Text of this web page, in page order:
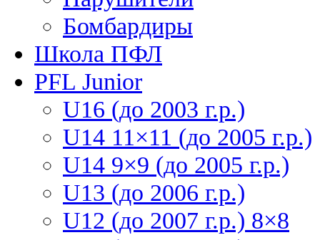
Бомбардиры
Школа ПФЛ
PFL Junior
U16 (до 2003 г.р.)
U14 11×11 (до 2005 г.р.)
U14 9×9 (до 2005 г.р.)
U13 (до 2006 г.р.)
U12 (до 2007 г.р.) 8×8